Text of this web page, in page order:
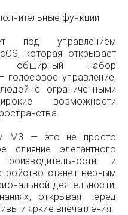
функции
под управлением
которая открывает
обширный набор
управление,
с ограниченными
возможности
M3 — это не просто
слияние элегантного
и
станет верным
деятельности,
открывая перед
и яркие впечатления.